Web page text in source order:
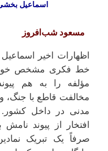
اسماعیل بخشی و
مسعود شب‌افروز
اظهارات اخیر اسماعیل
خط فکری مشخص
مؤلفه را به هم
مخالفت قاطع با جنگ، و
مدنی در داخل کشور.
افتخار از پیوند نامش
صرفاً یک تبریک نمادین